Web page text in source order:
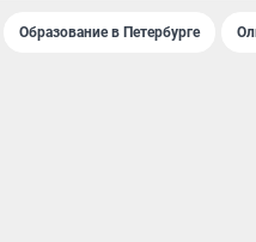
Образование в Петербурге